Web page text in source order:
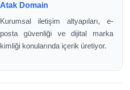
Atak Domain
Kurumsal iletişim altyapıları, e-
posta güvenliği ve dijital marka
kimliği konularında içerik üretiyor.